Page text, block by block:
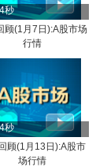
秒
顾(1月7日):A股市场
行情
秒
顾(1月13日):A股市
场行情